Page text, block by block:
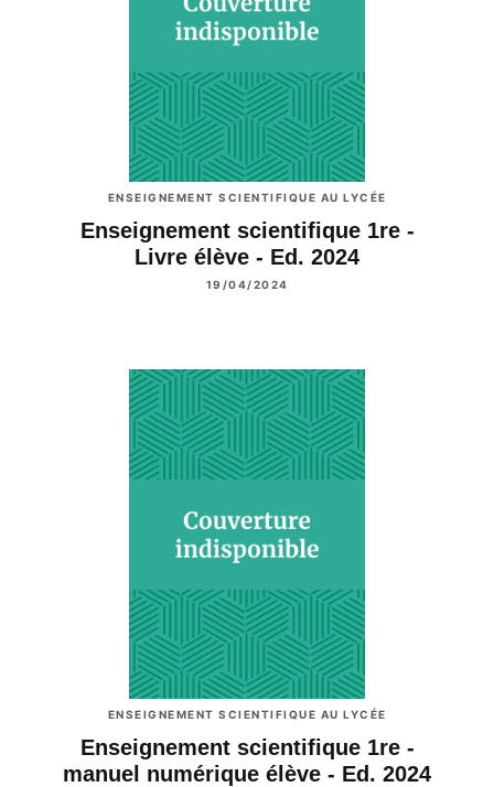
ENSEIGNEMENT SCIENTIFIQUE AU LYCÉE
Enseignement scientifique 1re -
Livre élève - Ed. 2024
19/04/2024
ENSEIGNEMENT SCIENTIFIQUE AU LYCÉE
Enseignement scientifique 1re -
manuel numérique élève - Ed. 2024